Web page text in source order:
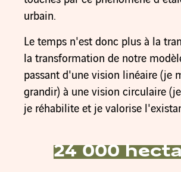
urbain.
Le temps n'est donc plus à la
la transformation de notre
passant d'une vision linéaire (je
grandir) à une vision circulaire
je réhabilite et je valorise
24 000